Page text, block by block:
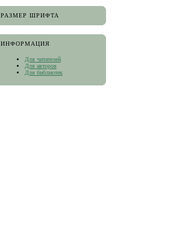
РАЗМЕР ШРИФТА
ИНФОРМАЦИЯ
Для читателей
Для авторов
Для библиотек